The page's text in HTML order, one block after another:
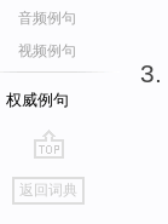
音频例句
视频例句
权威例句
go
top
返回词典